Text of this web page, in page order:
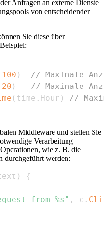
Anfragen an externe Dienste
von entscheidender
Sie diese über
100 )
// Maximale
20 )
// Maximale
( time . Hour ) //
Middleware und stellen Sie
Verarbeitung
wie z. B. die
durchgeführt werden:
)
{
from %s" , c .